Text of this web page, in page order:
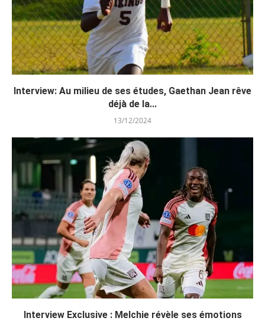
Interview: Au milieu de ses études, Gaethan Jean rêve
déjà de la...
13/12/2024
Interview Exclusive : Melchie révèle ses émotions